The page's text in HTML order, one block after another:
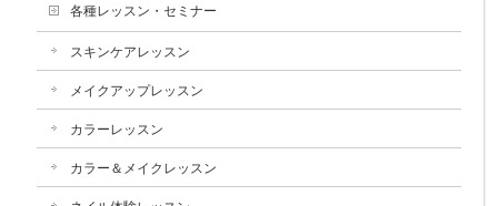
各種レッスン・セミナー
スキンケアレッスン
メイクアップレッスン
カラーレッスン
カラー＆メイクレッスン